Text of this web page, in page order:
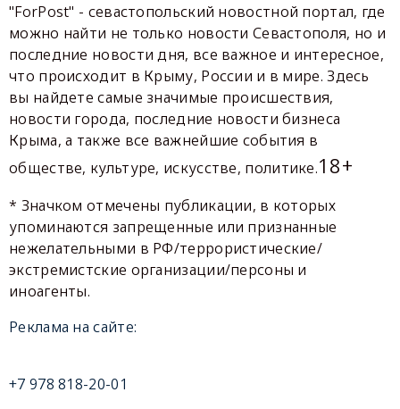
"ForPost" - севастопольский новостной портал, где
можно найти не только новости Севастополя, но и
последние новости дня, все важное и интересное,
что происходит в Крыму, России и в мире. Здесь
вы найдете самые значимые происшествия,
новости города, последние новости бизнеса
Крыма, а также все важнейшие события в
обществе, культуре, искусстве, политике.18+
* Значком отмечены публикации, в которых
упоминаются запрещенные или признанные
нежелательными в РФ/террористические/
экстремистские организации/персоны и
иноагенты.
Реклама на сайте:
+7 978 818-20-01